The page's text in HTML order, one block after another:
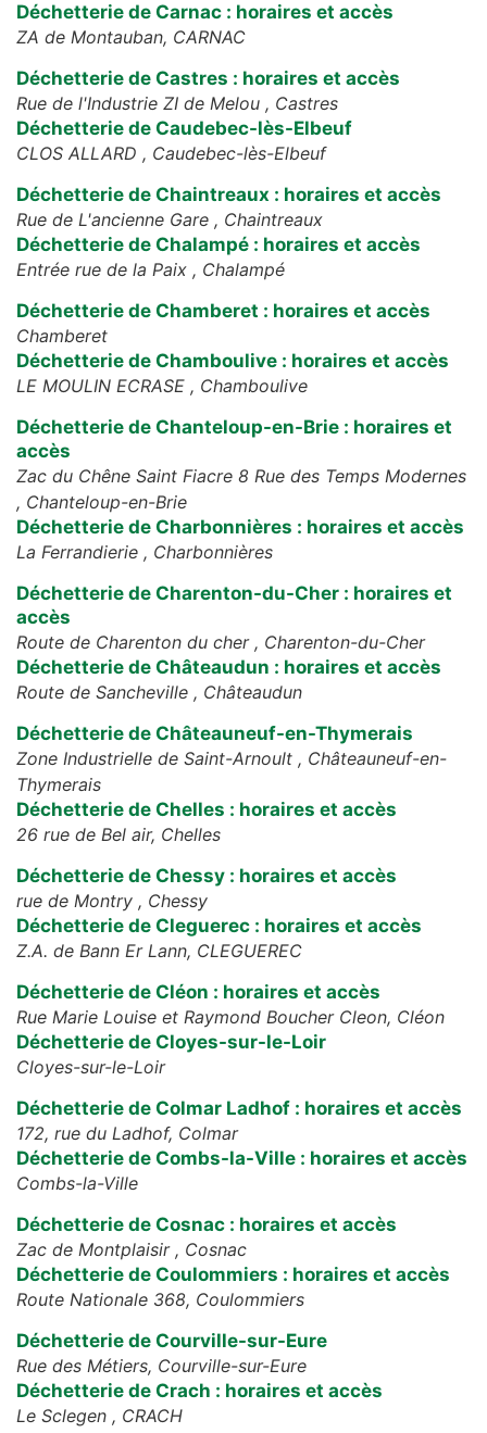
Déchetterie de Carnac : horaires et accès
ZA de Montauban, CARNAC
Déchetterie de Castres : horaires et accès
Rue de l'Industrie ZI de Melou , Castres
Déchetterie de Caudebec-lès-Elbeuf
CLOS ALLARD , Caudebec-lès-Elbeuf
Déchetterie de Chaintreaux : horaires et accès
Rue de L'ancienne Gare , Chaintreaux
Déchetterie de Chalampé : horaires et accès
Entrée rue de la Paix , Chalampé
Déchetterie de Chamberet : horaires et accès
Chamberet
Déchetterie de Chamboulive : horaires et accès
LE MOULIN ECRASE , Chamboulive
Déchetterie de Chanteloup-en-Brie : horaires et
accès
Zac du Chêne Saint Fiacre 8 Rue des Temps Modernes
, Chanteloup-en-Brie
Déchetterie de Charbonnières : horaires et accès
La Ferrandierie , Charbonnières
Déchetterie de Charenton-du-Cher : horaires et
accès
Route de Charenton du cher , Charenton-du-Cher
Déchetterie de Châteaudun : horaires et accès
Route de Sancheville , Châteaudun
Déchetterie de Châteauneuf-en-Thymerais
Zone Industrielle de Saint-Arnoult , Châteauneuf-en-
Thymerais
Déchetterie de Chelles : horaires et accès
26 rue de Bel air, Chelles
Déchetterie de Chessy : horaires et accès
rue de Montry , Chessy
Déchetterie de Cleguerec : horaires et accès
Z.A. de Bann Er Lann, CLEGUEREC
Déchetterie de Cléon : horaires et accès
Rue Marie Louise et Raymond Boucher Cleon, Cléon
Déchetterie de Cloyes-sur-le-Loir
Cloyes-sur-le-Loir
Déchetterie de Colmar Ladhof : horaires et accès
172, rue du Ladhof, Colmar
Déchetterie de Combs-la-Ville : horaires et accès
Combs-la-Ville
Déchetterie de Cosnac : horaires et accès
Zac de Montplaisir , Cosnac
Déchetterie de Coulommiers : horaires et accès
Route Nationale 368, Coulommiers
Déchetterie de Courville-sur-Eure
Rue des Métiers, Courville-sur-Eure
Déchetterie de Crach : horaires et accès
Le Sclegen , CRACH